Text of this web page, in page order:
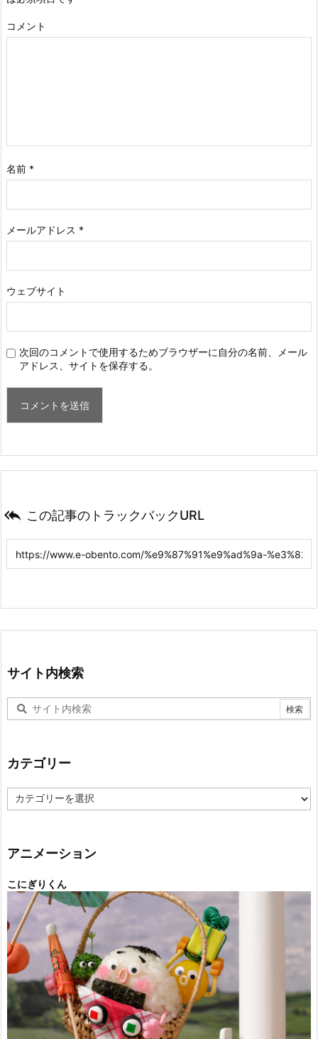
コメント
名前 *
メールアドレス *
ウェブサイト
次回のコメントで使用するためブラウザーに自分の名前、メール
アドレス、サイトを保存する。
 この記事のトラックバックURL
サイト内検索
カテゴリー
テ
ー
アニメーション
こにぎりくん